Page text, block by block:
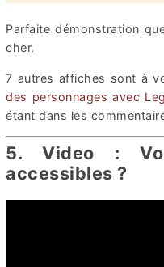
Parfaite démonstration
cher.
7 autres affiches sont à
des personnages avec
étant dans les
5. Video :
accessibles ?